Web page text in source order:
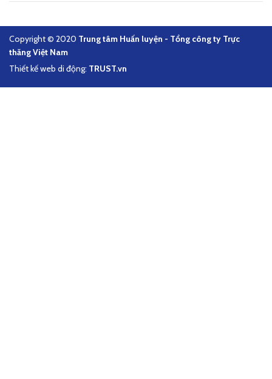
Copyright © 2020 Trung tâm Huấn luyện - Tổng công ty Trực
thăng Việt Nam
Thiết kế web di động: TRUST.vn